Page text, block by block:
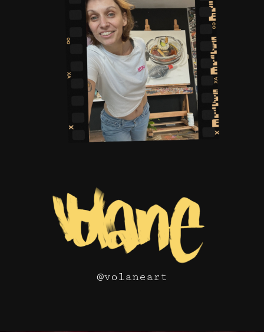
@volaneart